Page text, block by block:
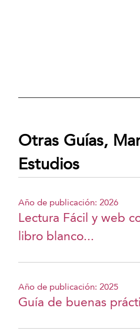
Otras Guías,
Estudios
Año de publicación: 2026
Lectura Fácil y web
libro blanco...
Año de publicación: 2025
Guía de buenas